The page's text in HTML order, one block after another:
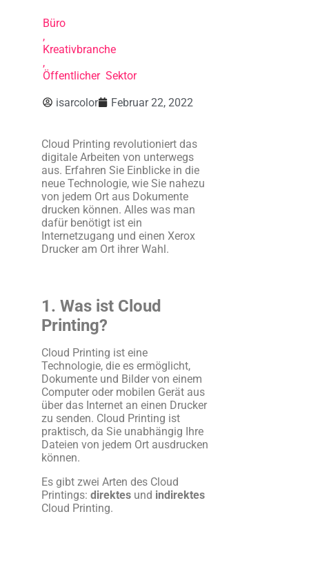
Büro
,
Kreativbranche
,
Öffentlicher Sektor
isarcolor Februar 22, 2022
Cloud Printing revolutioniert das
digitale Arbeiten von unterwegs
aus. Erfahren Sie Einblicke in die
neue Technologie, wie Sie nahezu
von jedem Ort aus Dokumente
drucken können. Alles was man
dafür benötigt ist ein
Internetzugang und einen Xerox
Drucker am Ort ihrer Wahl.
1. Was ist Cloud
Printing?
Cloud Printing ist eine
Technologie, die es ermöglicht,
Dokumente und Bilder von einem
Computer oder mobilen Gerät aus
über das Internet an einen Drucker
zu senden. Cloud Printing ist
praktisch, da Sie unabhängig Ihre
Dateien von jedem Ort ausdrucken
können.
Es gibt zwei Arten des Cloud
Printings: direktes und indirektes
Cloud Printing.